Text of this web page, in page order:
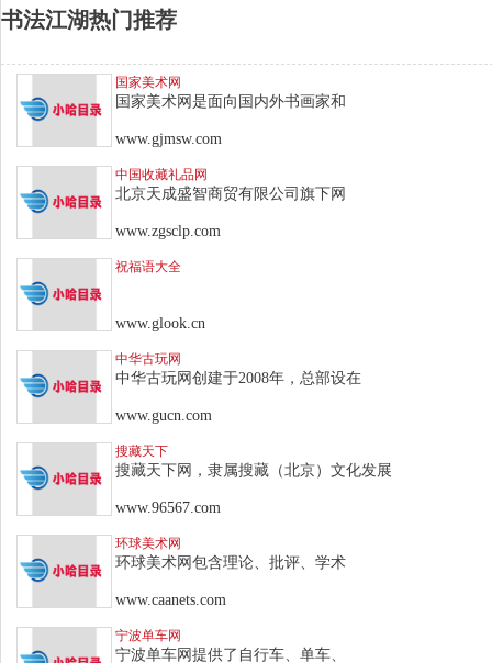
书法江湖热门推荐
国家美术网
国家美术网是面向国内外书画家和
www.gjmsw.com
中国收藏礼品网
北京天成盛智商贸有限公司旗下网
www.zgsclp.com
祝福语大全
www.glook.cn
中华古玩网
中华古玩网创建于2008年，总部设在
www.gucn.com
搜藏天下
搜藏天下网，隶属搜藏（北京）文化发展
www.96567.com
环球美术网
环球美术网包含理论、批评、学术
www.caanets.com
宁波单车网
宁波单车网提供了自行车、单车、